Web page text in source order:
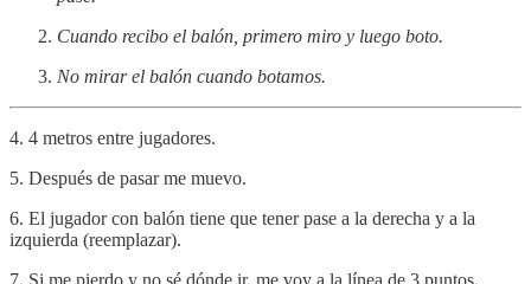
Cuando recibo el balón, primero miro y luego boto.
No mirar el balón cuando botamos.
4. 4 metros entre jugadores.
5. Después de pasar me muevo.
6. El jugador con balón tiene que tener pase a la derecha y a la
izquierda (reemplazar).